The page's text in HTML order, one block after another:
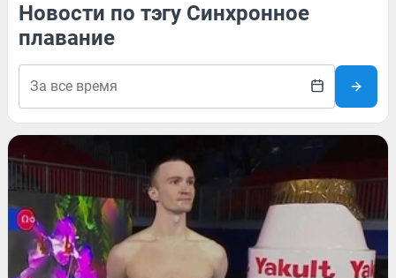
Новости по тэгу Синхронное
плавание